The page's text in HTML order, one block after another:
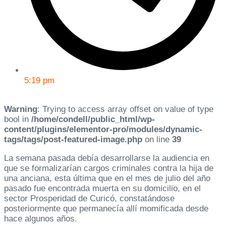
5:19 pm
Warning: Trying to access array offset on value of type
bool in /home/condell/public_html/wp-
content/plugins/elementor-pro/modules/dynamic-
tags/tags/post-featured-image.php on line 39
La semana pasada debía desarrollarse la audiencia en
que se formalizarían cargos criminales contra la hija de
una anciana, esta última que en el mes de julio del año
pasado fue encontrada muerta en su domicilio, en el
sector Prosperidad de Curicó, constatándose
posteriormente que permanecía allí momificada desde
hace algunos años.